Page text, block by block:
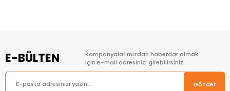
E-BÜLTEN
Kampanyalarımızdan haberdar olmak
için e-mail adresinizi girebilirsiniz.
Gönder